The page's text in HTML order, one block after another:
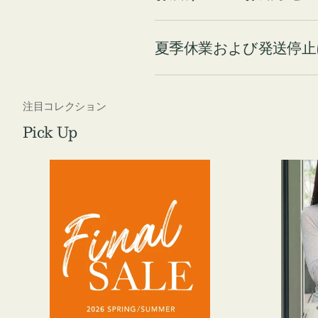
夏季休業および発送停
注目コレクション
Pick Up